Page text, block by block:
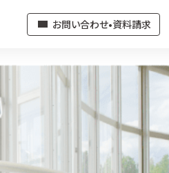
お問い合わせ•資料請求